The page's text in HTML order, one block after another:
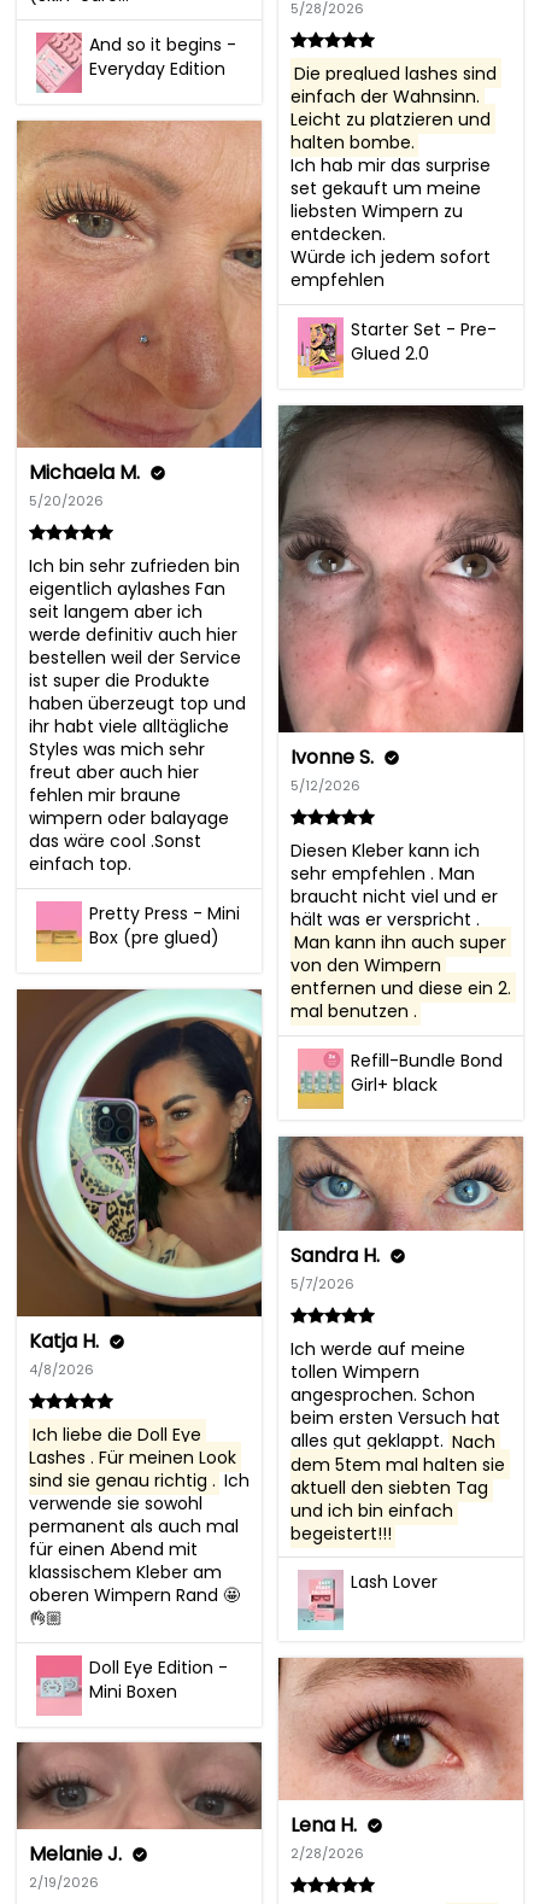
And so it begins -
Everyday Edition
5/28/2026
Die preglued lashes sind
einfach der Wahnsinn.
Leicht zu platzieren und
halten bombe.
Ich hab mir das surprise
set gekauft um meine
liebsten Wimpern zu
entdecken.
Würde ich jedem sofort
empfehlen
Starter Set - Pre-
Glued 2.0
Michaela M.
5/20/2026
Ich bin sehr zufrieden bin
eigentlich aylashes Fan
seit langem aber ich
werde definitiv auch hier
bestellen weil der Service
ist super die Produkte
haben überzeugt top und
ihr habt viele alltägliche
Styles was mich sehr
freut aber auch hier
fehlen mir braune
wimpern oder balayage
das wäre cool .Sonst
einfach top.
Pretty Press - Mini
Box (pre glued)
Ivonne S.
5/12/2026
Diesen Kleber kann ich
sehr empfehlen . Man
braucht nicht viel und er
Man kann ihn auch super
von den Wimpern
entfernen und diese ein 2.
mal benutzen .
Refill-Bundle Bond
Girl+ black
Katja H.
4/8/2026
Ich liebe die Doll Eye
Lashes . Für meinen Look
sind sie genau richtig . Ich
verwende sie sowohl
permanent als auch mal
für einen Abend mit
klassischem Kleber am
oberen Wimpern Rand 🤩
👌🏼
Doll Eye Edition -
Mini Boxen
Sandra H.
5/7/2026
Ich werde auf meine
tollen Wimpern
angesprochen. Schon
beim ersten Versuch hat
alles gut geklappt. Nach
dem 5tem mal halten sie
aktuell den siebten Tag
und ich bin einfach
begeistert!!!
Lash Lover
Lena H.
2/28/2026
Melanie J.
2/19/2026